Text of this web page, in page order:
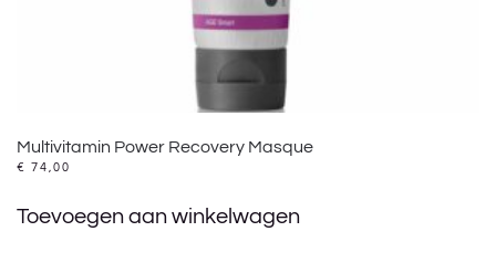
Multivitamin Power Recovery Masque
€ 74,00
Toevoegen aan winkelwagen